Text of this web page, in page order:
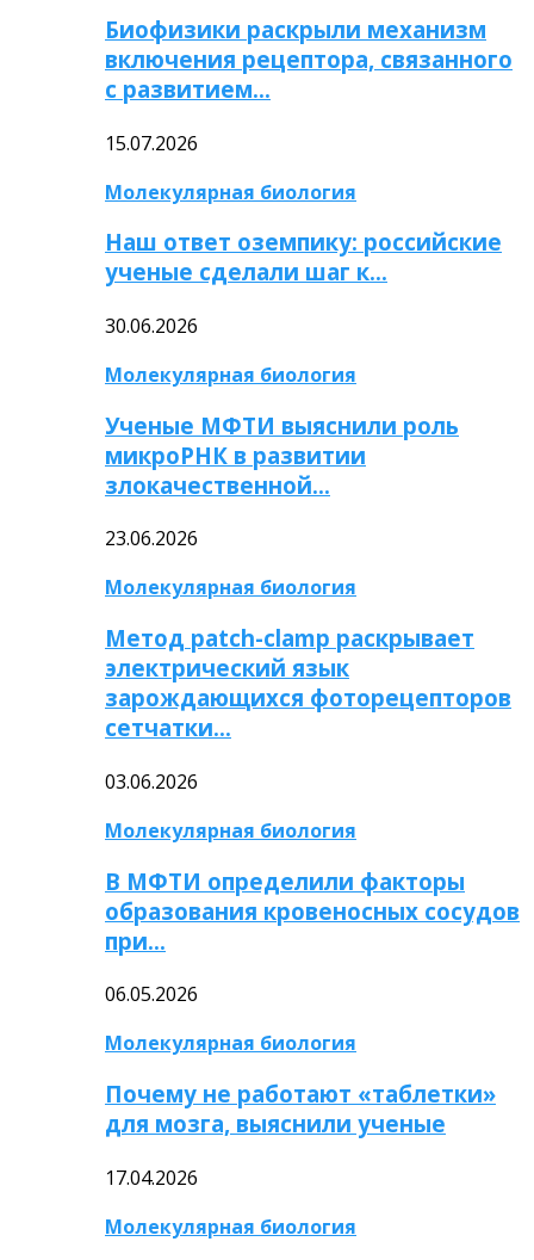
Биофизики раскрыли механизм
включения рецептора, связанного
с развитием…
15.07.2026
Молекулярная биология
Наш ответ оземпику: российские
ученые сделали шаг к…
30.06.2026
Молекулярная биология
Ученые МФТИ выяснили роль
микроРНК в развитии
злокачественной…
23.06.2026
Молекулярная биология
Метод patch-clamp раскрывает
электрический язык
зарождающихся фоторецепторов
сетчатки…
03.06.2026
Молекулярная биология
В МФТИ определили факторы
образования кровеносных сосудов
при…
06.05.2026
Молекулярная биология
Почему не работают «таблетки»
для мозга, выяснили ученые
17.04.2026
Молекулярная биология